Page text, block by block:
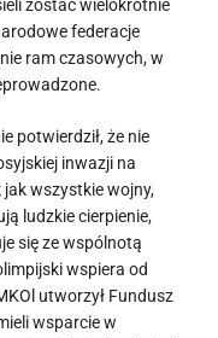
zostać wielokrotnie
federacje
ram czasowych, w
potwierdził, że nie
inwazji na
wszystkie wojny,
ludzkie cierpienie,
się ze wspólnotą
wspiera od
utworzył Fundusz
wsparcie w